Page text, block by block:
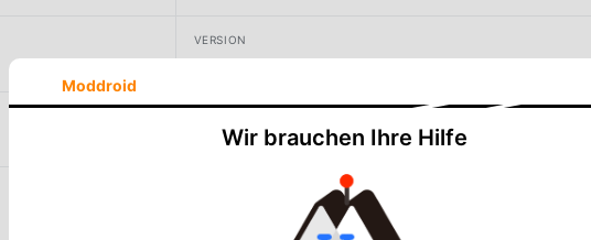
VERSION
1.1.7
Lulin Games
Moddroid
Wir brauchen Ihre Hilfe